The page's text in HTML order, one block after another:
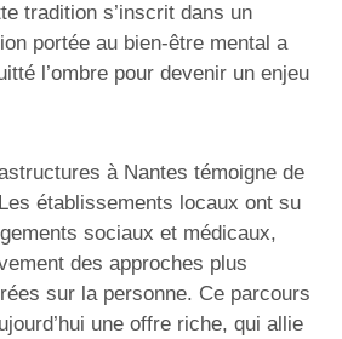
tradition s’inscrit dans un
portée au bien-être mental a
l’ombre pour devenir un enjeu
à Nantes témoigne de
établissements locaux ont su
sociaux et médicaux,
des approches plus
sur la personne. Ce parcours
une offre riche, qui allie